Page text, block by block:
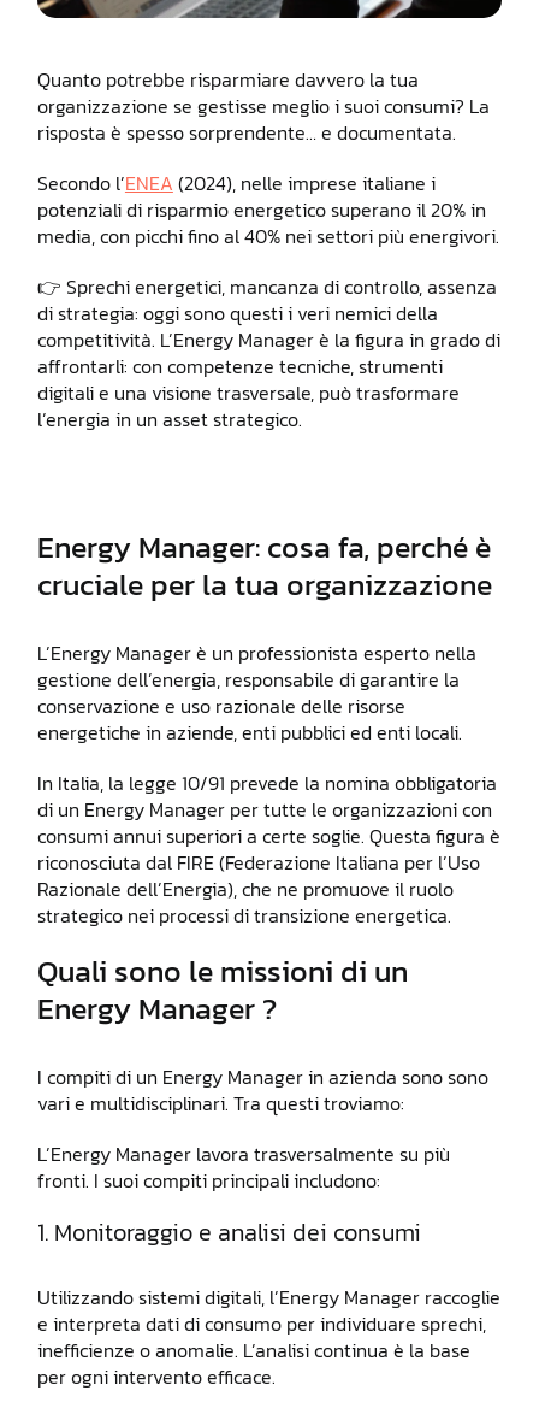
Quanto potrebbe risparmiare davvero la tua
organizzazione se gestisse meglio i suoi consumi? La
risposta è spesso sorprendente… e documentata.
Secondo l’ENEA (2024), nelle imprese italiane i
potenziali di risparmio energetico superano il 20% in
media, con picchi fino al 40% nei settori più energivori.
👉 Sprechi energetici, mancanza di controllo, assenza
di strategia: oggi sono questi i veri nemici della
competitività. L’Energy Manager è la figura in grado di
affrontarli: con competenze tecniche, strumenti
digitali e una visione trasversale, può trasformare
l’energia in un asset strategico.
Energy Manager: cosa fa, perché è
cruciale per la tua organizzazione
L’Energy Manager è un professionista esperto nella
gestione dell’energia, responsabile di garantire la
conservazione e uso razionale delle risorse
energetiche in aziende, enti pubblici ed enti locali.
In Italia, la legge 10/91 prevede la nomina obbligatoria
di un Energy Manager per tutte le organizzazioni con
consumi annui superiori a certe soglie. Questa figura è
riconosciuta dal FIRE (Federazione Italiana per l’Uso
Razionale dell’Energia), che ne promuove il ruolo
strategico nei processi di transizione energetica.
Quali sono le missioni di un
Energy Manager ?
I compiti di un Energy Manager in azienda sono sono
vari e multidisciplinari. Tra questi troviamo:
L’Energy Manager lavora trasversalmente su più
fronti. I suoi compiti principali includono:
1. Monitoraggio e analisi dei consumi
Utilizzando sistemi digitali, l’Energy Manager raccoglie
e interpreta dati di consumo per individuare sprechi,
inefficienze o anomalie. L’analisi continua è la base
per ogni intervento efficace.